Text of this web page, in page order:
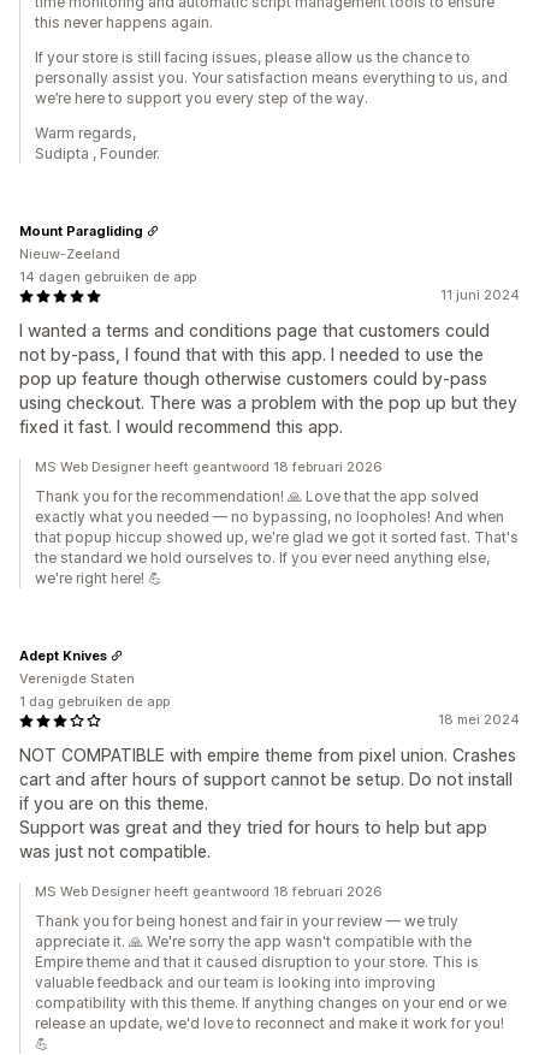
this never happens again.
If your store is still facing issues, please allow us the chance to
personally assist you. Your satisfaction means everything to us, and
we’re here to support you every step of the way.
Warm regards,
Sudipta , Founder.
11 juni 2024
I wanted a terms and conditions page that customers could
not by-pass, I found that with this app. I needed to use the
pop up feature though otherwise customers could by-pass
using checkout. There was a problem with the pop up but they
fixed it fast. I would recommend this app.
Mount Paragliding
Nieuw-Zeeland
14 dagen gebruiken de app
MS Web Designer heeft geantwoord 18 februari 2026
Thank you for the recommendation! 🙏 Love that the app solved
exactly what you needed — no bypassing, no loopholes! And when
that popup hiccup showed up, we're glad we got it sorted fast. That's
the standard we hold ourselves to. If you ever need anything else,
we're right here! 💪
18 mei 2024
NOT COMPATIBLE with empire theme from pixel union. Crashes
cart and after hours of support cannot be setup. Do not install
if you are on this theme.
Support was great and they tried for hours to help but app
was just not compatible.
Adept Knives
Verenigde Staten
1 dag gebruiken de app
MS Web Designer heeft geantwoord 18 februari 2026
Thank you for being honest and fair in your review — we truly
appreciate it. 🙏 We're sorry the app wasn't compatible with the
Empire theme and that it caused disruption to your store. This is
valuable feedback and our team is looking into improving
compatibility with this theme. If anything changes on your end or we
release an update, we'd love to reconnect and make it work for you!
💪